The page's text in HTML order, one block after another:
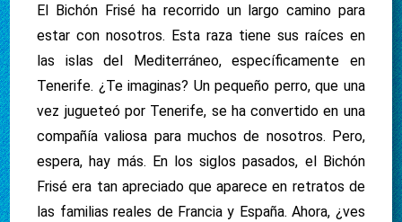
El Bichón Frisé ha recorrido un largo camino para
estar con nosotros. Esta raza tiene sus raíces en
las islas del Mediterráneo, específicamente en
Tenerife. ¿Te imaginas? Un pequeño perro, que una
vez jugueteó por Tenerife, se ha convertido en una
compañía valiosa para muchos de nosotros. Pero,
espera, hay más. En los siglos pasados, el Bichón
Frisé era tan apreciado que aparece en retratos de
las familias reales de Francia y España. Ahora, ¿ves